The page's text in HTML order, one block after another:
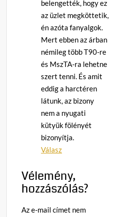
belengették, hogy ez
az üzlet megköttetik,
én azóta fanyalgok.
Mert ebben az árban
némileg több T90-re
és MszTA-ra lehetne
szert tenni. És amit
eddig a harctéren
látunk, az bizony
nem a nyugati
kütyük fölényét
bizonyítja.
Válasz
Vélemény,
hozzászólás?
Az e-mail címet nem